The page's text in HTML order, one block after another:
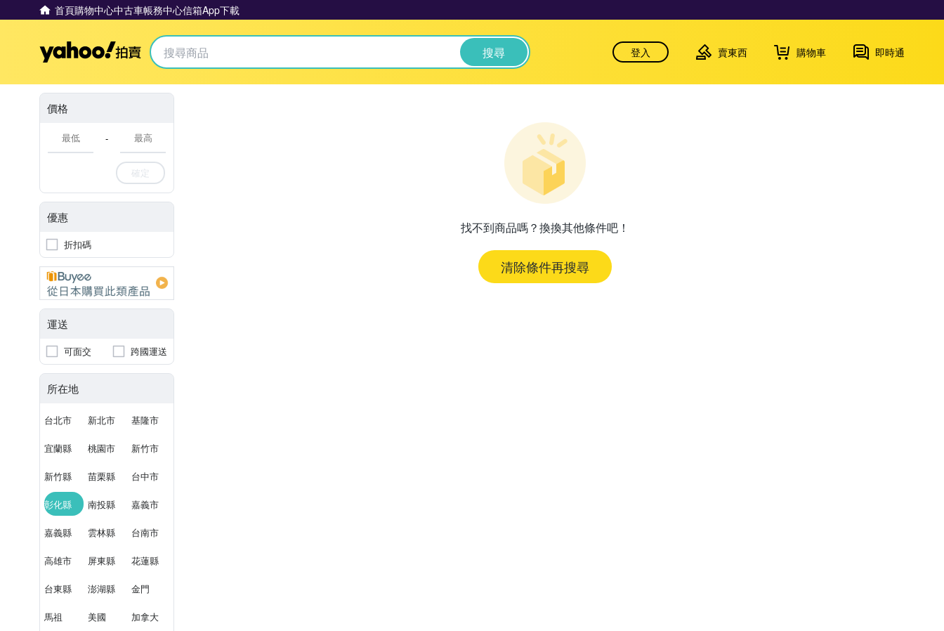
首頁購物中心中古車帳務中心信箱App下載
Yahoo拍賣 搜尋 登入 賣東西 購物車 即時通
價格
-
確定
優惠
折扣碼
運送
可面交 跨國運送
所在地
台北市 新北市 基隆市
宜蘭縣 桃園市 新竹市
新竹縣 苗栗縣 台中市
彰化縣 南投縣 嘉義市
嘉義縣 雲林縣 台南市
高雄市 屏東縣 花蓮縣
台東縣 澎湖縣 金門
馬祖 美國 加拿大
找不到商品嗎？換換其他條件吧！
清除條件再搜尋